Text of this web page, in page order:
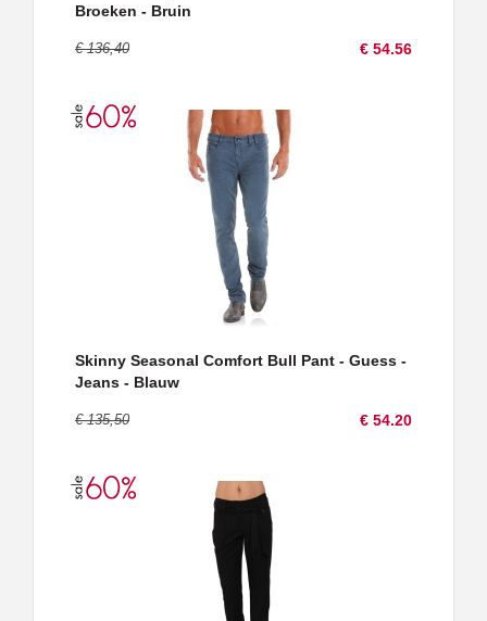
Broeken - Bruin
€ 136,40 € 54.56
Skinny Seasonal Comfort Bull Pant - Guess -
Jeans - Blauw
€ 135,50 € 54.20